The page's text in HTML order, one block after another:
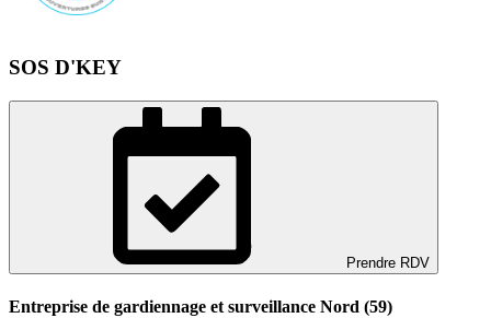
SOS D'KEY
Prendre RDV
Entreprise de gardiennage et surveillance Nord (59)